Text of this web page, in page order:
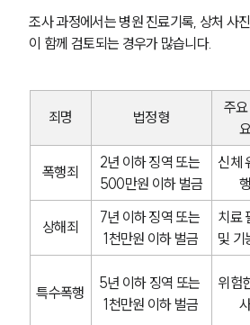
조사 과정에서는 병원 진료기록, 상처 사
이 함께 검토되는 경우가 많습니다.
죄명 법정형
주
폭행죄
2년 이하 징역 또는
500만원 이하 벌금
신체
상해죄
7년 이하 징역 또는
1천만원 이하 벌금
치료
및 기
특수폭행
5년 이하 징역 또는
1천만원 이하 벌금
위험